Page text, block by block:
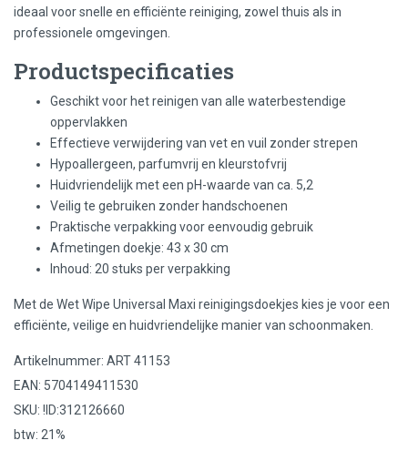
ideaal voor snelle en efficiënte reiniging, zowel thuis als in
professionele omgevingen.
Productspecificaties
Geschikt voor het reinigen van alle waterbestendige
oppervlakken
Effectieve verwijdering van vet en vuil zonder strepen
Hypoallergeen, parfumvrij en kleurstofvrij
Huidvriendelijk met een pH-waarde van ca. 5,2
Veilig te gebruiken zonder handschoenen
Praktische verpakking voor eenvoudig gebruik
Afmetingen doekje: 43 x 30 cm
Inhoud: 20 stuks per verpakking
Met de Wet Wipe Universal Maxi reinigingsdoekjes kies je voor een
efficiënte, veilige en huidvriendelijke manier van schoonmaken.
Artikelnummer: ART 41153
EAN: 5704149411530
SKU: !ID:312126660
btw: 21%